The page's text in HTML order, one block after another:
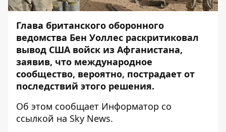
Глава британского оборонного
ведомства Бен Уоллес раскритиковал
вывод США войск из Афганистана,
заявив, что международное
сообщество, вероятно, пострадает от
последствий этого решения.
Об этом сообщает Информатор со
ссылкой на Sky News.